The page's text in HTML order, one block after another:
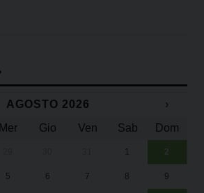
AGOSTO 2026
›
Mer Gio Ven Sab Dom
1 2
5 6 7 8 9